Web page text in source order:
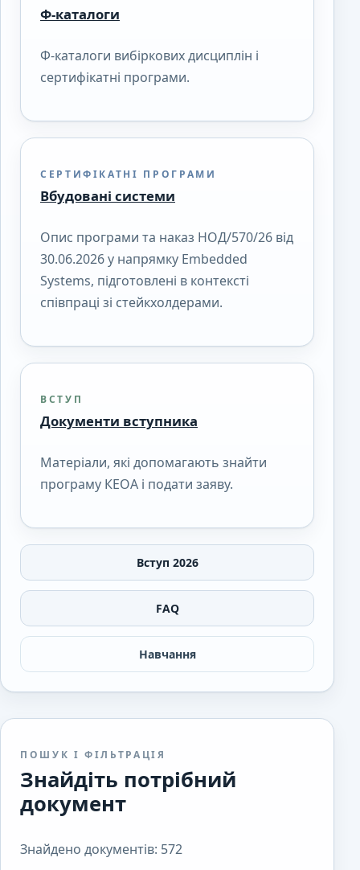
Ф-каталоги
Ф-каталоги вибіркових дисциплін і
сертифікатні програми.
СЕРТИФІКАТНІ ПРОГРАМИ
Вбудовані системи
Опис програми та наказ НОД/570/26 від
30.06.2026 у напрямку Embedded
Systems, підготовлені в контексті
співпраці зі стейкхолдерами.
ВСТУП
Документи вступника
Матеріали, які допомагають знайти
програму КЕОА і подати заяву.
Вступ 2026
FAQ
Навчання
ПОШУК І ФІЛЬТРАЦІЯ
Знайдіть потрібний
документ
Знайдено документів: 572